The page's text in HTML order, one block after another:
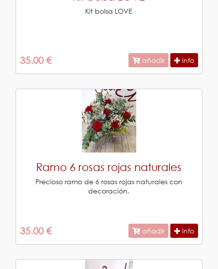
Kit bolsa LOVE
35.00 € añadir info
Ramo 6 rosas rojas naturales
Precioso ramo de 6 rosas rojas naturales con
decoración.
35.00 € añadir info